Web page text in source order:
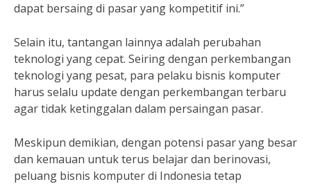
dapat bersaing di pasar yang kompetitif ini.”
Selain itu, tantangan lainnya adalah perubahan
teknologi yang cepat. Seiring dengan perkembangan
teknologi yang pesat, para pelaku bisnis komputer
harus selalu update dengan perkembangan terbaru
agar tidak ketinggalan dalam persaingan pasar.
Meskipun demikian, dengan potensi pasar yang besar
dan kemauan untuk terus belajar dan berinovasi,
peluang bisnis komputer di Indonesia tetap